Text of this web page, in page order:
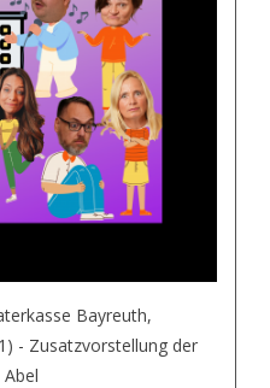
Bayreuth,
- Zusatzvorstellung der